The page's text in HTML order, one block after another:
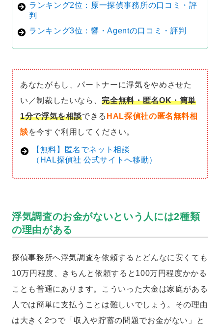
ランキング2位：原一探偵事務所の口コミ・評
判
ランキング3位：響・Agentの口コミ・評判
あなたがもし、パートナーに浮気をやめさせた
い／制裁したいなら、完全無料・匿名OK・簡単
1分で浮気を相談できる HAL探偵社の匿名無料相
談を今すぐ利用してください。
【無料】匿名でネット相談
（HAL探偵社 公式サイトへ移動）
浮気調査のお金がないという人には2種類
の理由がある
探偵事務所へ浮気調査を依頼するとどんなに安くても
10万円程度、きちんと依頼すると100万円程度かかる
ことも普通にあります。こういった大金は家庭がある
人では簡単に支払うことは難しいでしょう。その理由
は大きく2つで「収入や貯蓄の問題でお金がない」と